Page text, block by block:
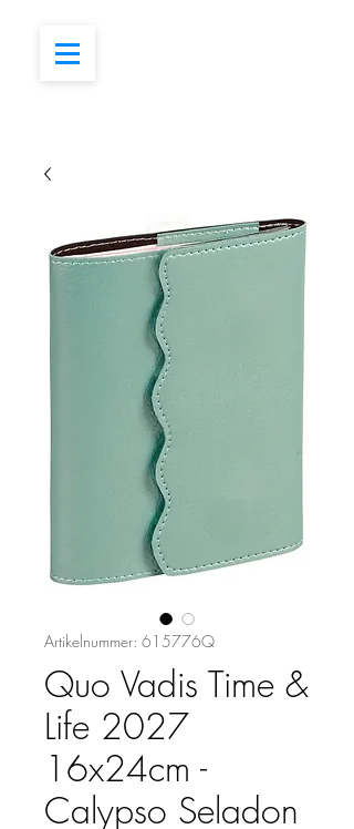
Artikelnummer: 615776Q
Quo Vadis Time &
Life 2027
16x24cm -
Calypso Seladon